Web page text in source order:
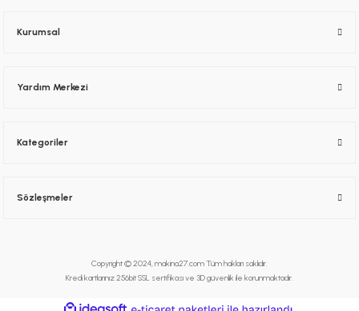
Kurumsal
Yardım Merkezi
Kategoriler
Sözleşmeler
Copyright © 2024, makina27.com Tüm hakları saklıdır.
Kredi kartlarınız 256bit SSL sertifikası ve 3D güvenlik ile korunmaktadır.
ideasoft